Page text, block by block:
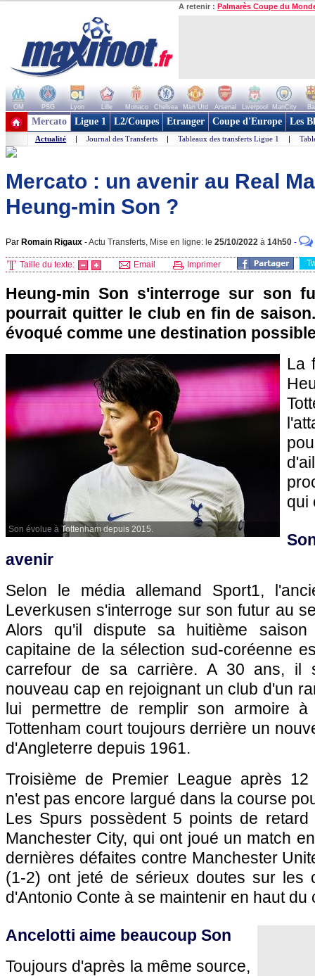
A retenir : Palmarès Coupe du
OM PSG Lyon Lille Monaco Chelsea Man Utd Arsenal Liverpool ManCity
+ de clubs
Mercato Ligue 1 L2/Coupes Etranger Coupe d'Europe Les
Actualité | Journal des Transferts | Tableaux des transferts Ligue 1 |
Mercato : un avenir au Real
Heung-min Son ?
Par Romain Rigaux -Actu Transferts, Mise en ligne: le 25/10/2022 à 14h50 -
Taille du texte: Email Imprimer
Heung-min Son s'interroge sur son
pourrait quitter le club en fin de
évoqué comme une destination
Son évolue à Tottenham depuis 2015.
La
qui
avenir
Selon le média allemand Sport1,
Leverkusen s'interroge sur son futur au
Alors qu'il dispute sa huitième
capitaine de la sélection sud-coréenne
carrefour de sa carrière. A 30 ans, il
nouveau cap en rejoignant un club d'un
lui permettre de remplir son armoire
Tottenham court toujours derrière un
d'Angleterre depuis 1961.
Troisième de Premier League après 12
n'est pas encore largué dans la course
Les Spurs possèdent 5 points de
Manchester City, qui ont joué un match
dernières défaites contre Manchester
(1-2) ont jeté de sérieux doutes sur les
d'Antonio Conte à se maintenir en haut du
Ancelotti aime beaucoup Son
Toujours d'après la même source,